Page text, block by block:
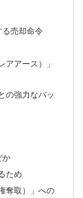
売却命令
アース）」
の強力なバッ
か
ため
奪取）」への